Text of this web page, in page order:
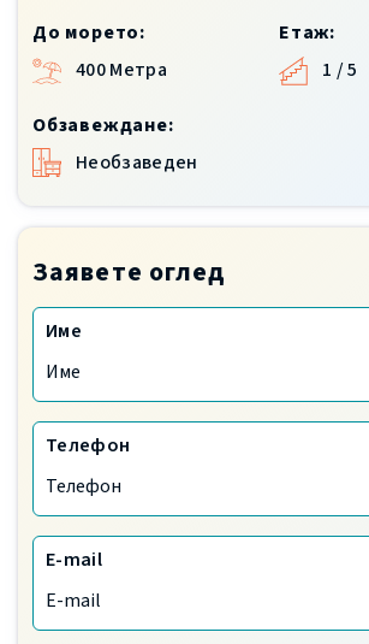
До морето:
400 Метра
Етаж:
1 / 5
Обзавеждане:
Необзаведен
Заявете оглед
Име
Телефон
E-mail